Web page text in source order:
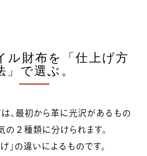
ル財布を「仕上げ方
」で選ぶ。
、最初から革に光沢があるもの
の２種類に分けられます。
」の違いによるものです。